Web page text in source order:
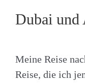
Dubai und
Meine Reise
Reise, die ich